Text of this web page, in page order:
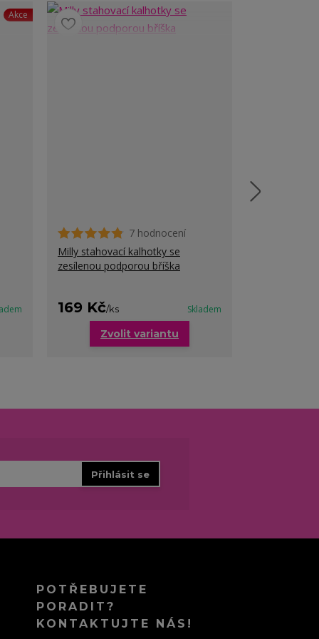
Akce
7 hodnocení
Milly stahovací kalhotky se
zesílenou podporou bříška
169 Kč/ks Skladem
Zvolit variantu
Přihlásit se
POTŘEBUJETE
PORADIT?
KONTAKTUJTE NÁS!